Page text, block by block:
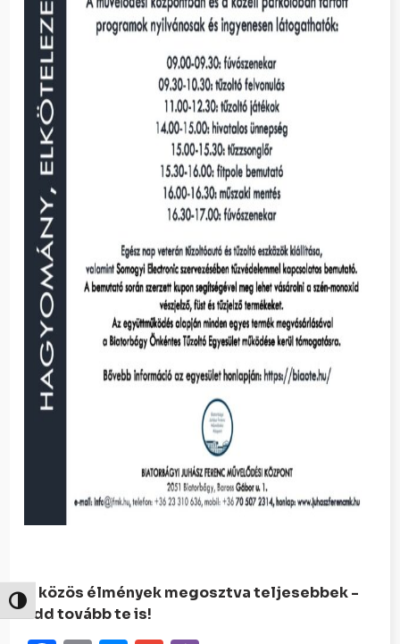
Nagy kontraszt váltása
A közös élmények megosztva teljesebbek -
add tovább te is!